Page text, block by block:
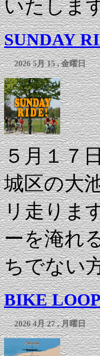
いたしま
SUNDAY
2026 5月 15 , 金曜日
５月１７
城区の大
リ走りま
ーを淹れ
ちでない
BIKE
2026 4月 27 , 月曜日